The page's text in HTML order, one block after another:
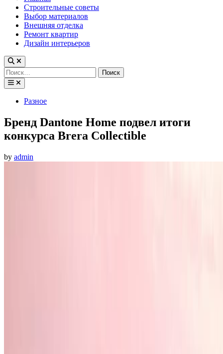
Строительные советы
Выбор материалов
Внешняя отделка
Ремонт квартир
Дизайн интерьеров
Найти:
PostedРазное
Бренд Dantone Home подвел итоги
конкурса Brera Collectible
by admin